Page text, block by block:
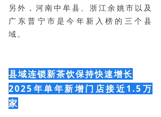
另外，河南中牟县、浙江余姚市以及
广东普宁市是今年新入榜的三个县
域。
县域连锁新茶饮保持快速增长
2025年单年新增门店接近1.5万
家